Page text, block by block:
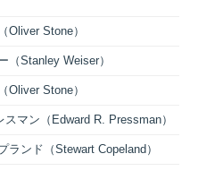
Oliver Stone）
（Stanley Weiser）
Oliver Stone）
マン（Edward R. Pressman）
ランド（Stewart Copeland）